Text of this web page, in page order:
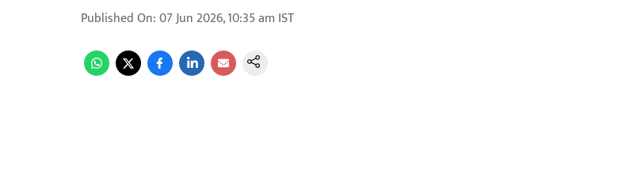
Published On:07 Jun 2026, 10:35 am IST